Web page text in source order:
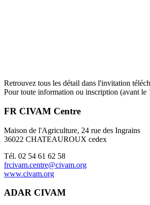
Retrouvez tous les détail dans l'invitation
Pour toute information ou inscription (avant le
FR CIVAM Centre
Maison de l'Agriculture, 24 rue des Ingrains
36022 CHATEAUROUX cedex
Tél. 02 54 61 62 58
frcivam.centre@civam.org
www.civam.org
ADAR CIVAM